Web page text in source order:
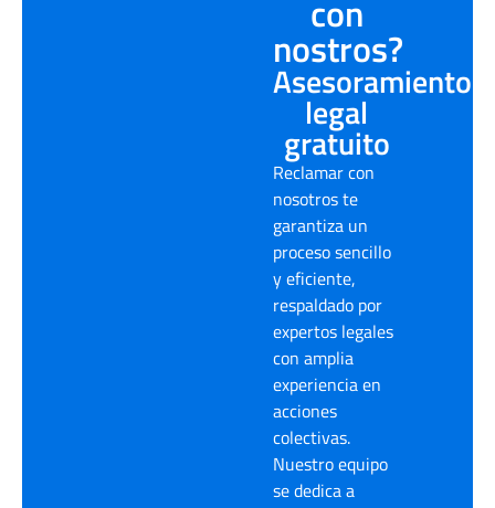
con
nostros?
Asesoramiento
legal
gratuito
Reclamar con
nosotros te
garantiza un
proceso sencillo
y eficiente,
respaldado por
expertos legales
con amplia
experiencia en
acciones
colectivas.
Nuestro equipo
se dedica a